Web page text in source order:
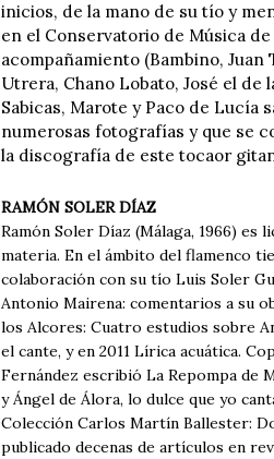
inicios, de la mano de su tío y
en el Conservatorio de Música
acompañamiento (Bambino,
Utrera, Chano Lobato, José el de
Sabicas, Marote y Paco de Lucía
numerosas fotografías y que se
la discografía de este tocaor
RAMÓN SOLER DÍAZ
Ramón Soler Díaz (Málaga, 1966)
materia. En el ámbito del flamenco
colaboración con su tío Luis Soler
Antonio Mairena: comentarios a su
los Alcores: Cuatro estudios sobre
el cante, y en 2011 Lírica acuática.
Fernández escribió La Repompa de
y Ángel de Álora, lo dulce que yo
Colección Carlos Martín Ballester:
publicado decenas de artículos en